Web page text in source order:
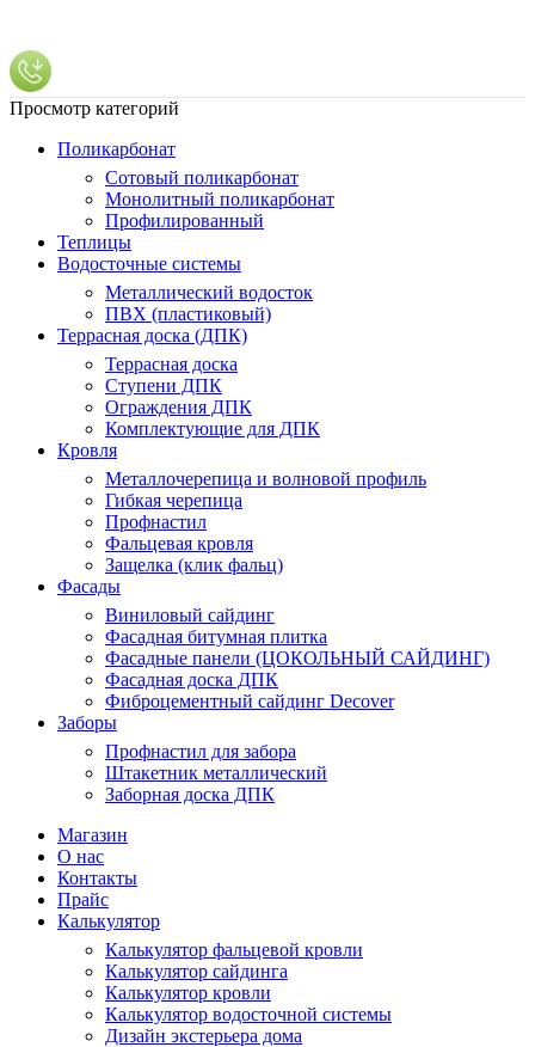
Просмотр категорий
Поликарбонат
Сотовый поликарбонат
Монолитный поликарбонат
Профилированный
Теплицы
Водосточные системы
Металлический водосток
ПВХ (пластиковый)
Террасная доска (ДПК)
Террасная доска
Ступени ДПК
Ограждения ДПК
Комплектующие для ДПК
Кровля
Металлочерепица и волновой профиль
Гибкая черепица
Профнастил
Фальцевая кровля
Защелка (клик фальц)
Фасады
Виниловый сайдинг
Фасадная битумная плитка
Фасадные панели (ЦОКОЛЬНЫЙ САЙДИНГ)
Фасадная доска ДПК
Фиброцементный сайдинг Decover
Заборы
Профнастил для забора
Штакетник металлический
Заборная доска ДПК
Магазин
О нас
Контакты
Прайс
Калькулятор
Калькулятор фальцевой кровли
Калькулятор сайдинга
Калькулятор кровли
Калькулятор водосточной системы
Дизайн экстерьера дома